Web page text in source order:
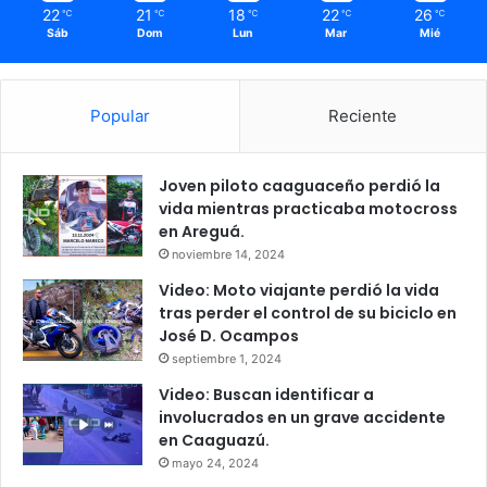
22 ℃
Sáb
21 ℃
Dom
18 ℃
Lun
22 ℃
Mar
26 ℃
Mié
Popular Reciente
Joven piloto caaguaceño perdió la
vida mientras practicaba motocross
en Areguá.
noviembre 14, 2024
Video: Moto viajante perdió la vida
tras perder el control de su biciclo en
José D. Ocampos
septiembre 1, 2024
Video: Buscan identificar a
involucrados en un grave accidente
en Caaguazú.
mayo 24, 2024